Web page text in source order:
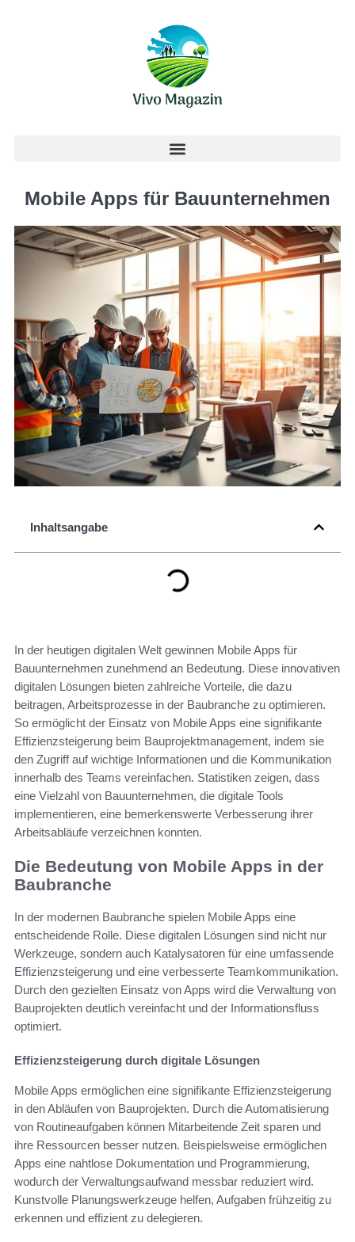
Mobile Apps für Bauunternehmen
Inhaltsangabe
In der heutigen digitalen Welt gewinnen Mobile Apps für
Bauunternehmen zunehmend an Bedeutung. Diese innovativen
digitalen Lösungen bieten zahlreiche Vorteile, die dazu
beitragen, Arbeitsprozesse in der Baubranche zu optimieren.
So ermöglicht der Einsatz von Mobile Apps eine signifikante
Effizienzsteigerung beim Bauprojektmanagement, indem sie
den Zugriff auf wichtige Informationen und die Kommunikation
innerhalb des Teams vereinfachen. Statistiken zeigen, dass
eine Vielzahl von Bauunternehmen, die digitale Tools
implementieren, eine bemerkenswerte Verbesserung ihrer
Arbeitsabläufe verzeichnen konnten.
Die Bedeutung von Mobile Apps in der
Baubranche
In der modernen Baubranche spielen Mobile Apps eine
entscheidende Rolle. Diese digitalen Lösungen sind nicht nur
Werkzeuge, sondern auch Katalysatoren für eine umfassende
Effizienzsteigerung und eine verbesserte Teamkommunikation.
Durch den gezielten Einsatz von Apps wird die Verwaltung von
Bauprojekten deutlich vereinfacht und der Informationsfluss
optimiert.
Effizienzsteigerung durch digitale Lösungen
Mobile Apps ermöglichen eine signifikante Effizienzsteigerung
in den Abläufen von Bauprojekten. Durch die Automatisierung
von Routineaufgaben können Mitarbeitende Zeit sparen und
ihre Ressourcen besser nutzen. Beispielsweise ermöglichen
Apps eine nahtlose Dokumentation und Programmierung,
wodurch der Verwaltungsaufwand messbar reduziert wird.
Kunstvolle Planungswerkzeuge helfen, Aufgaben frühzeitig zu
erkennen und effizient zu delegieren.